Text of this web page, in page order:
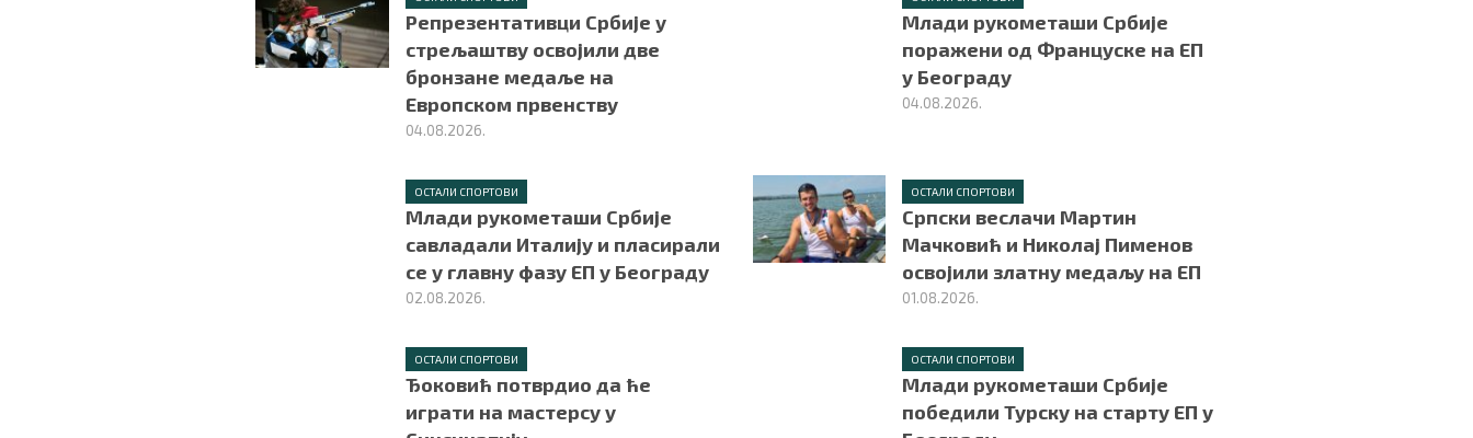
Репрезентативци Србије у
стрељаштву освојили две
бронзане медаље на
Европском првенству
04.08.2026.
Млади рукометаши Србије
поражени од Француске на ЕП
у Београду
04.08.2026.
ОСТАЛИ СПОРТОВИ
Млади рукометаши Србије
савладали Италију и пласирали
се у главну фазу ЕП у Београду
02.08.2026.
ОСТАЛИ СПОРТОВИ
Српски веслачи Мартин
Мачковић и Николај Пименов
освојили златну медаљу на ЕП
01.08.2026.
ОСТАЛИ СПОРТОВИ
Ђоковић потврдио да ће
играти на мастерсу у
ОСТАЛИ СПОРТОВИ
Млади рукометаши Србије
победили Турску на старту ЕП у